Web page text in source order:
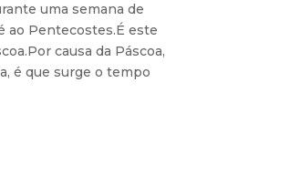
uma semana de
ao Pentecostes.É este
causa da Páscoa,
é que surge o tempo